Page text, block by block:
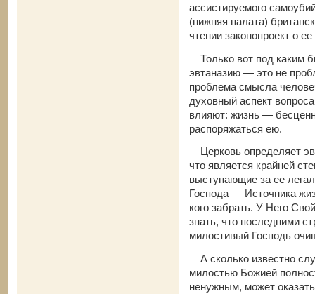
ассистируемого
(нижняя палата)
чтении законопроект о
Только вот под каким
эвтаназию — это не
проблема смысла
духовный аспект
влияют: жизнь —
распоряжаться ею.
Церковь определяет
что является крайней
выступающие за ее
Господа — Источника
кого забрать. У Него
знать, что последними
милостивый Господь
А сколько известно
милостью Божией
ненужным, может